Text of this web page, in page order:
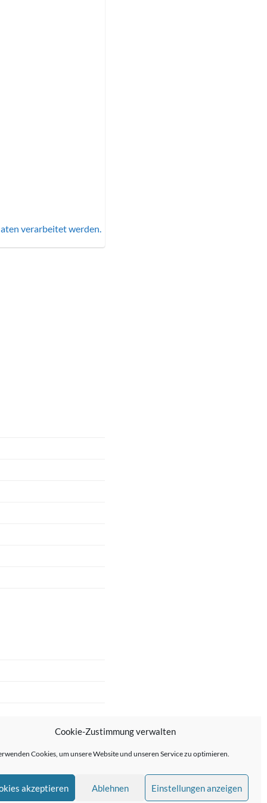
Cookie-Zustimmung verwalten
Cookies, um unsere Website und unseren Service zu optimieren.
akzeptieren Ablehnen Einstellungen anzeigen
verarbeitet werden.